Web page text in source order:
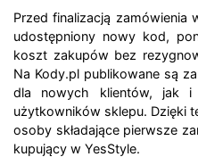
Przed finalizacją zamówienia
udostępniony nowy kod,
koszt zakupów bez
Na Kody.pl publikowane są
dla nowych klientów, jak i
użytkowników sklepu. Dzięki
osoby składające pierwsze
kupujący w YesStyle.